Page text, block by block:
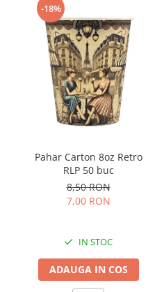
-18%
Pahar Carton 8oz Retro
RLP 50 buc
8,50 RON
7,00 RON
IN STOC
ADAUGA IN COS